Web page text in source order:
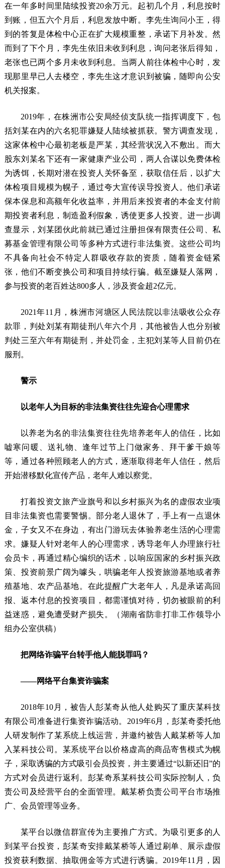
在一年多时间里陆续投资20余万元。起初几个月，利息按时
到账，但五六个月后，利息发放中断。李先生询问小王，得
到的答复是体检中心正在扩大规模重整，承诺下月补发。然
而到了下个月，李先生依旧未收到利息，询问老张后得知，
老张也已两个多月未收到利息。当两人前往体检中心时，发
现那里早已人去楼空，李先生这才意识到被骗，随即向公安
机关报案。
2019年，在株洲市公安局经侦支队统一指挥调度下，包
括刘某在内的六名犯罪嫌疑人陆续被抓获。警方调查发现，
这家体检中心最初老板是严某，其经营状况入不敷出。而大
股东刘某名下还有一家健康产业公司，两人合谋以免费体检
为诱饵，长期对潜在投资人关怀备至，获取信任后，以扩大
体检项目规模为幌子，通过夸大宣传误导投资人。他们承诺
保本保息和高额年化收益率，并用后来投资者的本金支付前
期投资者利息，制造盈利假象，诱使更多人投资。进一步调
查显示，刘某团伙此前就已通过注册担保有限责任公司、私
募基金管理有限公司等多种方式进行非法集资。这些公司均
不具备向社会不特定人群吸收存款的资质，随着资金链紧
张，他们不断变换公司和项目持续行骗。截至嫌疑人落网，
参与投资的老百姓达800多人，涉及资金超2亿元。
2021年11月，株洲市河塘区人民法院以非法吸收公众存
款罪，判处刘某有期徒刑八年六个月，其他被告人也分别被
判处三至六年有期徒刑，并处罚金，主犯刘某等人目前仍在
服刑。
警示
以老年人为目标的非法集资往往先迎合心理需求
以养老为名的非法集资往往先培养老年人的信任，比如
嘘寒问暖、送礼物、逢年过节上门做家务、拜干爹干娘等
等，通过各种照顾老人的方式，逐渐取得老年人信任，然后
开始潜移默化宣传产品，老年人难以察觉。
打着投资文旅产业旗号和以乡村振兴为名的虚假农业项
目非法集资也需要警惕。部分老人退休了，手上有一点退休
金，子女又不在身边，有出门游玩去体验养老生活的心理需
求。嫌疑人针对老年人的心理需求，诱导老年人办理旅行社
会员卡，再通过精心编织的话术，以响应国家的乡村振兴政
策、投资前景广阔为噱头，哄骗老年人投资旅游基地或者养
殖基地、农产品基地。在此提醒广大老年人，凡是承诺高回
报、返本付息的投资项目，都需谨慎对待，切勿被眼前的利
益迷惑，避免遭受财产损失。（湖南省防非打非工作领导小
组办公室供稿）
把网络诈骗平台转手他人能脱罪吗？
——网络平台集资诈骗案
2018年10月，被告人彭某奇从他人处购买了重庆某科技
有限公司准备进行集资诈骗活动。2019年6月，彭某奇委托他
人研发制作了某系统上线运营，并邀约被告人戴某桥等人加
入某科技公司。某系统平台以价格虚高的商品寄售模式为幌
子，采取诱骗的方式吸引会员投资，并主要通过“以新还旧”的
方式对会员进行返利。彭某奇系某科技公司实际控制人，负
责公司及经营平台的全面管理。戴某桥负责公司平台市场推
广、会员管理等业务。
某平台以微信群宣传为主要推广方式。为吸引更多的人
到某平台投资，彭某奇安排戴某桥等人通过刷单、展示虚假
投资获利数据、抽取佣金等方式进行诱骗。2019年11月，因